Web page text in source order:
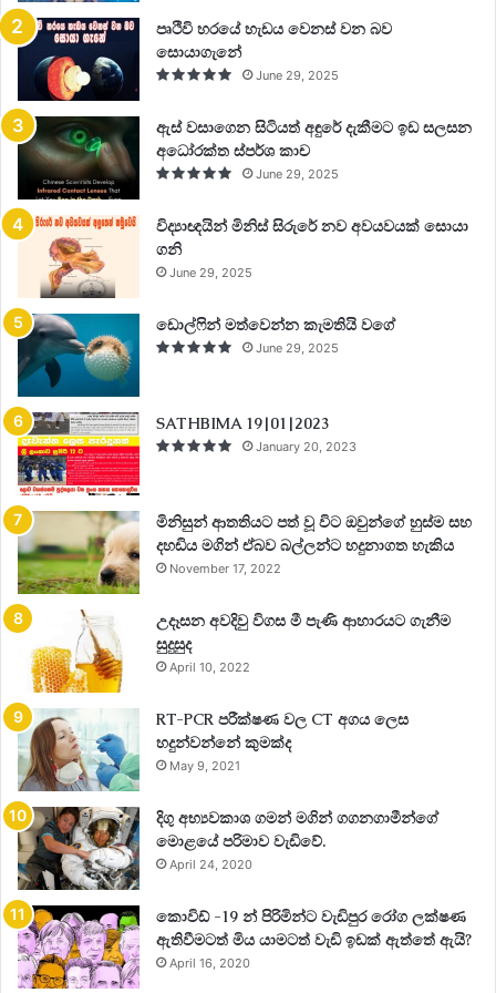
පෘථිවි හරයේ හැඩය වෙනස් වන බව
සොයාගැනේ
June 29, 2025
ඇස් වසාගෙන සිටියත් අඳුරේ දැකීමට ඉඩ සලසන
අධෝරක්ත ස්පර්ශ කාච
June 29, 2025
විද්‍යාඥයින් මිනිස් සිරුරේ නව අවයවයක් සොයා
ගනි
June 29, 2025
ඩොල්ෆින් මත්වෙන්න කැමතියි වගේ
June 29, 2025
SATHBIMA 19|01|2023
January 20, 2023
මිනිසුන් ආතතියට පත් වූ විට ඔවුන්ගේ හුස්ම සහ
දහඩිය මගින් ඒබව බල්ලන්ට හදුනාගත හැකිය
November 17, 2022
උදෑසන අවදිවු විගස මී පැණි ආහාරයට ගැනීම
සුදුසුද
April 10, 2022
RT-PCR පරීක්ෂණ වල CT අගය ලෙස
හදුන්වන්නේ කුමක්ද
May 9, 2021
දිගු අභ්‍යවකාශ ගමන් මගින් ගගනගාමීන්ගේ
මොළයේ පරිමාව වැඩිවේ.
April 24, 2020
කොවිඩ් -19 න් පිරිමින්ට වැඩිපුර රෝග ලක්ෂණ
ඇතිවීමටත් මිය යාමටත් වැඩි ඉඩක් ඇත්තේ ඇයි?
April 16, 2020